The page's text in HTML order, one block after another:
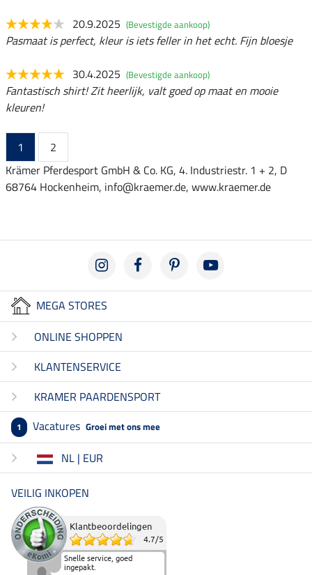
20.9.2025 (Bevestigde aankoop)
Pasmaat is perfect, kleur is iets feller in het echt. Fijn bloesje
30.4.2025 (Bevestigde aankoop)
Fantastisch shirt! Zit heerlijk, valt goed op maat en mooie
kleuren!
1
2
Krämer Pferdesport GmbH & Co. KG, 4. Industriestr. 1 + 2, D
68764 Hockenheim, info@kraemer.de, www.kraemer.de
MEGA STORES
ONLINE SHOPPEN
KLANTENSERVICE
KRAMER PAARDENSPORT
1 Vacatures Groei met ons mee
NL | EUR
VEILIG INKOPEN
Klantbeoordelingen
4.7/5
Snelle service, goed
ingepakt.